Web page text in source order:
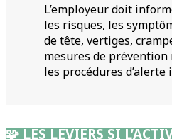
L’employeur doit
les risques, les
de tête, vertiges,
mesures de prévention
les procédures d’alerte
🧩LES LEVIERS SI